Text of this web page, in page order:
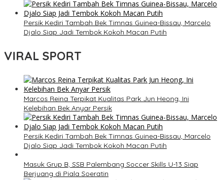
Persik Kediri Tambah Bek Timnas Guinea-Bissau, Marcelo
Djalo Siap Jadi Tembok Kokoh Macan Putih
VIRAL SPORT
Marcos Reina Terpikat Kualitas Park Jun Heong, Ini
Kelebihan Bek Anyar Persik
Persik Kediri Tambah Bek Timnas Guinea-Bissau, Marcelo
Djalo Siap Jadi Tembok Kokoh Macan Putih
Masuk Grup B, SSB Palembang Soccer Skills U-13 Siap
Berjuang di Piala Soeratin